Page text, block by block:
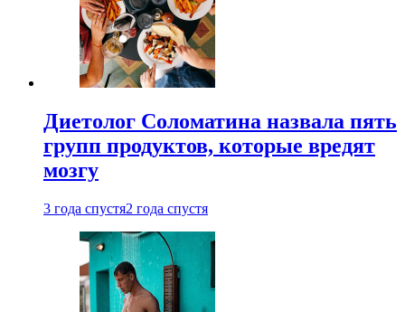
Диетолог Соломатина назвала пять
групп продуктов, которые вредят
мозгу
3 года спустя2 года спустя